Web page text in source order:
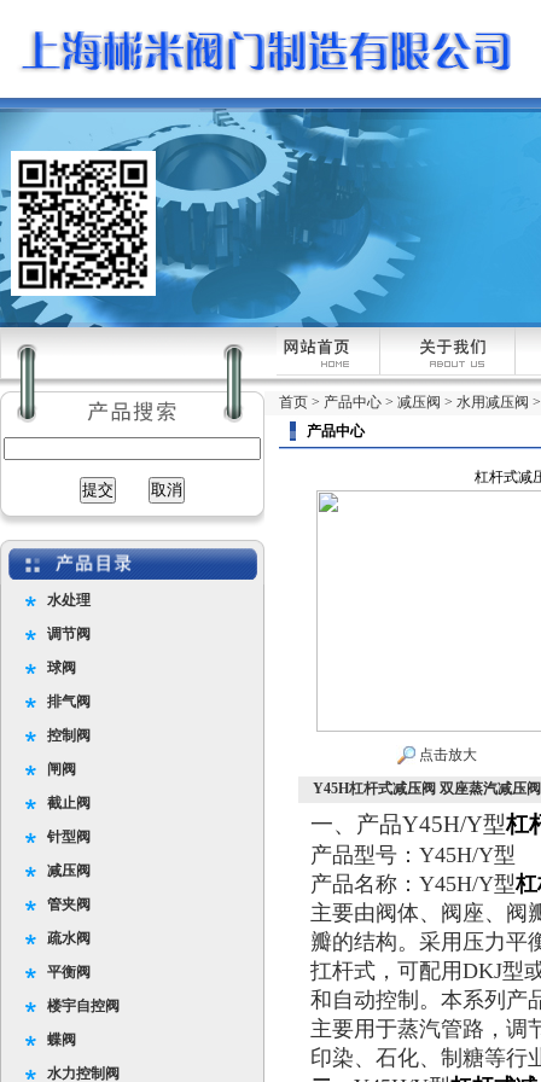
水处理
调节阀
球阀
排气阀
控制阀
闸阀
截止阀
针型阀
减压阀
管夹阀
疏水阀
平衡阀
楼宇自控阀
蝶阀
水力控制阀
首页 > 产品中心 > 减压阀 > 水用减压阀
产品中心
杠杆式
点击放大
Y45H杠杆式减压阀 双座蒸
一、产品Y45H/Y型杠
产品型号：Y45H/Y型
产品名称：Y45H/Y型
主要由阀体、阀座、阀
瓣的结构。采用压力平
扛杆式，可配用DKJ型
和自动控制。本系列产
主要用于蒸汽管路，调
印染、石化、制糖等行